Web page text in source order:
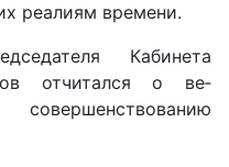
реалиям времени.
Кабинета
отчитался о ве­